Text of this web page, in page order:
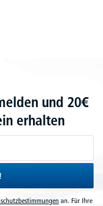
und 20€
erhalten
an. Für Ihre